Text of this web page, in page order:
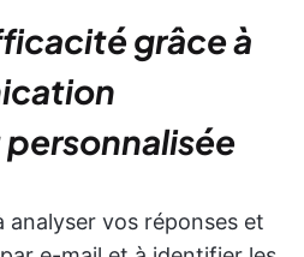
grâce à
analyser vos réponses et